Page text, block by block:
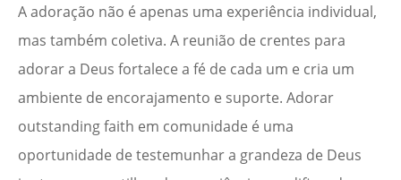
A adoração não é apenas uma experiência individual,
mas também coletiva. A reunião de crentes para
adorar a Deus fortalece a fé de cada um e cria um
ambiente de encorajamento e suporte. Adorar
outstanding faith em comunidade é uma
oportunidade de testemunhar a grandeza de Deus